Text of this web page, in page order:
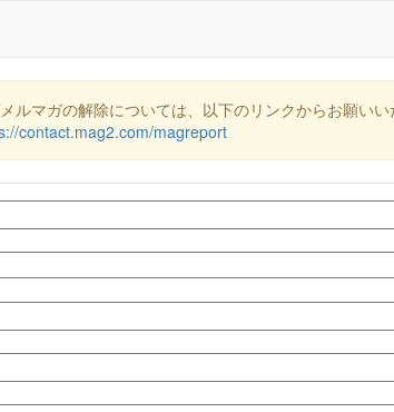
ルマガの解除については、以下のリンクからお願いい
contact.mag2.com/magreport